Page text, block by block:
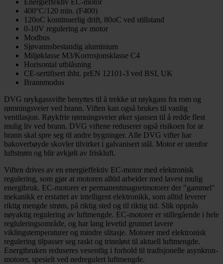
400°C/120 min. (F400)
120oC kontinuerlig drift, 80oC ved stillstand
0-10V regulering av motor
Modbus
Sjøvannsbestandig aluminium
Miljøklasse M3/Korrosjonsklasse C4
Horisontal utblåsning
CE-sertifisert ihht. prEN 12101-3 ved BSI, UK
Brannmodus
DVG røykgassvifte benyttes til å trekke ut røykgass fra rom og
rømningsveier ved brann. Viften kan også brukes til vanlig
ventilasjon. Røykfrie rømningsveier øker sjansen til å redde flest
mulig liv ved brann. DVG viftene reduserer også risikoen for at
brann skal spre seg til andre bygninger. Alle DVG vifter har
bakoverbøyde skovler tilvirket i galvanisert stål. Motor er utenfor
luftstrøm og blir avkjølt av friskluft.
Viften drives av en energieffektiv EC-motor med elektronisk
regulering, som gjør at motoren alltid arbeider med lavest mulig
energibruk. EC-motorer er permanentmagnetmotorer der "gammel"
mekanikk er erstattet av intelligent elektronikk, som alltid leverer
riktig mengde strøm, på riktig sted og til riktig tid. Slik oppnås
nøyaktig regulering av luftmengde. EC-motorer er stillegående i hele
regluleringsområde, og har lang levetid grunnet lavere
viklingstemperaturer og mindre slitasje. Motorer med elektronisk
regulering tilpasser seg raskt og trinnløst til aktuell luftmengde.
Energibruken reduseres vesentlig i forhold til tradisjonelle asynkron-
motorer, spesielt ved nedregulert luftmengde.